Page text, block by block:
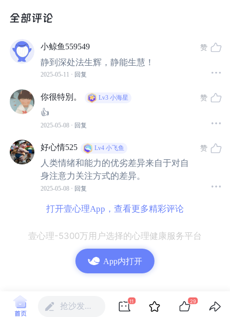
我们要试着练习让感受回归行动，身体感受是进入当下状
态的最好媒介，感受事物消失的过程是一种很好的专注力
训练。
时，将感受拉回，回味每一口饭菜在嘴里的香甜……
练习让感受回归行动，也可以采用冥想的方式，让身体静
下来，不带任何思绪，感受每一次的呼吸。
身心合一的要领不仅是专注当下，更是享受当下。
小鲸鱼559549
静到深处法生辉，静能生慧！
2025-05-11 · 回复
赞
你很特別。 Lv3 小海星
👍
2025-05-08 · 回复
赞
好心情525 Lv4 小飞鱼
人类情绪和能力的优劣差异来自于对自
身注意力关注方式的差异。
2025-05-08 · 回复
赞
打开壹心理App，查看更多精彩评论
壹心理-5300万用户选择的心理健康服务平台
抢沙发…
11 29
App内打开